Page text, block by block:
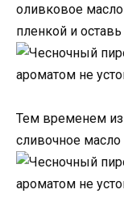
оливковое
пленкой и оставь
Тем временем
сливочное